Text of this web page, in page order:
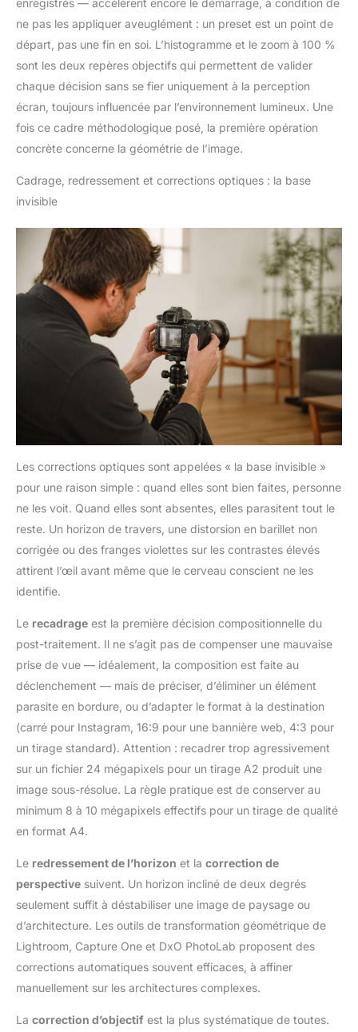
enregistrés — accélèrent encore le démarrage, à condition de
ne pas les appliquer aveuglément : un preset est un point de
départ, pas une fin en soi. L’histogramme et le zoom à 100 %
sont les deux repères objectifs qui permettent de valider
chaque décision sans se fier uniquement à la perception
écran, toujours influencée par l’environnement lumineux. Une
fois ce cadre méthodologique posé, la première opération
concrète concerne la géométrie de l’image.
Cadrage, redressement et corrections optiques : la base
invisible
Les corrections optiques sont appelées « la base invisible »
pour une raison simple : quand elles sont bien faites, personne
ne les voit. Quand elles sont absentes, elles parasitent tout le
reste. Un horizon de travers, une distorsion en barillet non
corrigée ou des franges violettes sur les contrastes élevés
attirent l’œil avant même que le cerveau conscient ne les
identifie.
Le recadrage est la première décision compositionnelle du
post-traitement. Il ne s’agit pas de compenser une mauvaise
prise de vue — idéalement, la composition est faite au
déclenchement — mais de préciser, d’éliminer un élément
parasite en bordure, ou d’adapter le format à la destination
(carré pour Instagram, 16:9 pour une bannière web, 4:3 pour
un tirage standard). Attention : recadrer trop agressivement
sur un fichier 24 mégapixels pour un tirage A2 produit une
image sous-résolue. La règle pratique est de conserver au
minimum 8 à 10 mégapixels effectifs pour un tirage de qualité
en format A4.
Le redressement de l’horizon et la correction de
perspective suivent. Un horizon incliné de deux degrés
seulement suffit à déstabiliser une image de paysage ou
d’architecture. Les outils de transformation géométrique de
Lightroom, Capture One et DxO PhotoLab proposent des
corrections automatiques souvent efficaces, à affiner
manuellement sur les architectures complexes.
La correction d’objectif est la plus systématique de toutes.